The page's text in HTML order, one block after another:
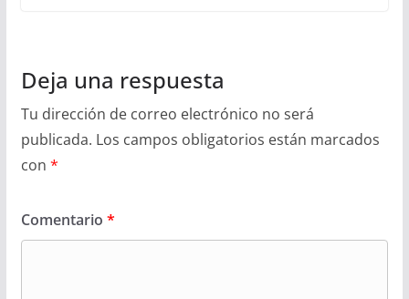
Deja una respuesta
Tu dirección de correo electrónico no será
publicada. Los campos obligatorios están marcados
con *
Comentario *